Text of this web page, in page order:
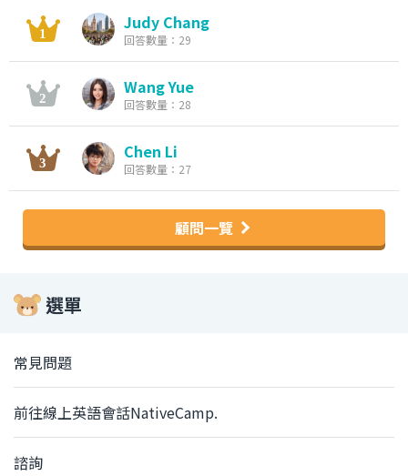
Judy Chang
回答數量：29
Wang Yue
回答數量：28
Chen Li
回答數量：27
顧問一覽
選單
常見問題
前往線上英語會話NativeCamp.
諮詢